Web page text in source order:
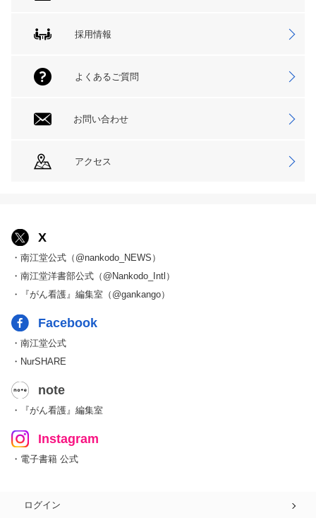
採用情報
よくあるご質問
お問い合わせ
アクセス
X
・南江堂公式（@nankodo_NEWS）
・南江堂洋書部公式（@Nankodo_Intl）
・『がん看護』編集室（@gankango）
Facebook
・南江堂公式
・NurSHARE
note
・『がん看護』編集室
Instagram
・電子書籍 公式
ログイン